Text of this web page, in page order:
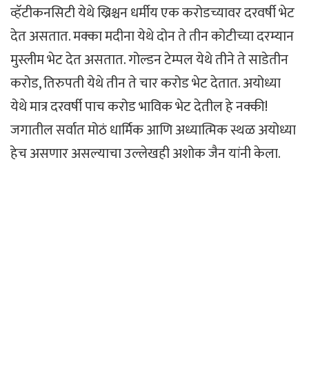
व्हॅटीकनसिटी येथे ख्रिश्चन धर्मीय एक करोडच्यावर दरवर्षी भेट
देत असतात. मक्का मदीना येथे दोन ते तीन कोटीच्या दरम्यान
मुस्लीम भेट देत असतात. गोल्डन टेम्पल येथे तीने ते साडेतीन
करोड, तिरुपती येथे तीन ते चार करोड भेट देतात. अयोध्या
येथे मात्र दरवर्षी पाच करोड भाविक भेट देतील हे नक्की!
जगातील सर्वात मोठं धार्मिक आणि अध्यात्मिक स्थळ अयोध्या
हेच असणार असल्याचा उल्लेखही अशोक जैन यांनी केला.